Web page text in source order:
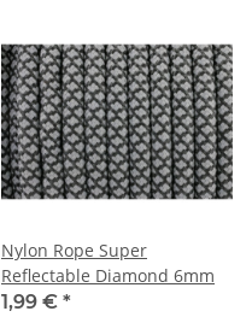
Nylon Rope Super
Reflectable Diamond 6mm
1,99 € *